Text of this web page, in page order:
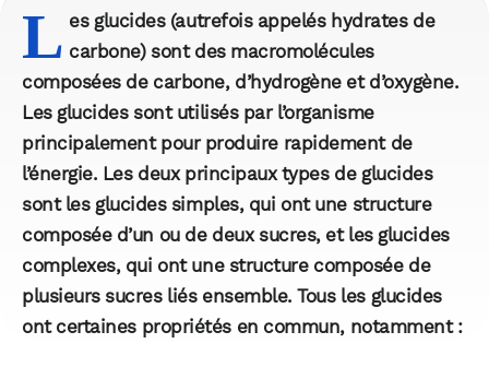
L es glucides (autrefois appelés hydrates de
carbone) sont des macromolécules
composées de carbone, d’hydrogène et d’oxygène.
Les glucides sont utilisés par l’organisme
principalement pour produire rapidement de
l’énergie. Les deux principaux types de glucides
sont les glucides simples, qui ont une structure
composée d’un ou de deux sucres, et les glucides
complexes, qui ont une structure composée de
plusieurs sucres liés ensemble. Tous les glucides
ont certaines propriétés en commun, notamment :